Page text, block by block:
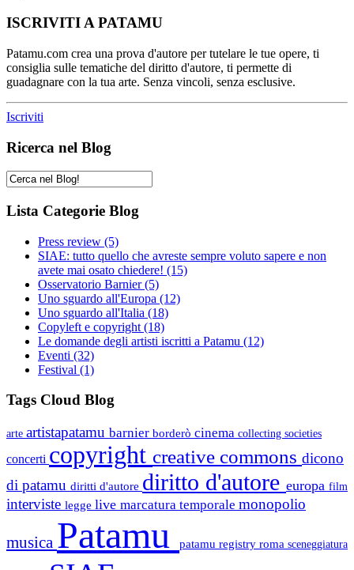
ISCRIVITI A PATAMU
Patamu.com crea una prova d'autore per tutelare le tue opere, ti
consiglia sulle tematiche del diritto d'autore, ti permette di
guadagnare con la tua arte. Senza vincoli, senza esclusive.
Iscriviti
Ricerca nel Blog
Lista Categorie Blog
Press review (5)
SIAE: tutto quello che avreste sempre voluto sapere e non
avete mai osato chiedere! (15)
Osservatorio Barnier(5)
Uno sguardo all'Europa (12)
Uno sguardo all'Italia (18)
Copyleft e copyright (18)
Le domande degli artisti iscritti a Patamu (12)
Eventi (32)
Festival (1)
Tags Cloud Blog
arte artistapatamu barnier borderò cinema collecting societies
concerti copyright creative commons dicono
di patamu diritti d'autore diritto d'autore europa film
interviste legge live marcatura temporale monopolio
musica Patamu patamu registry roma sceneggiatura